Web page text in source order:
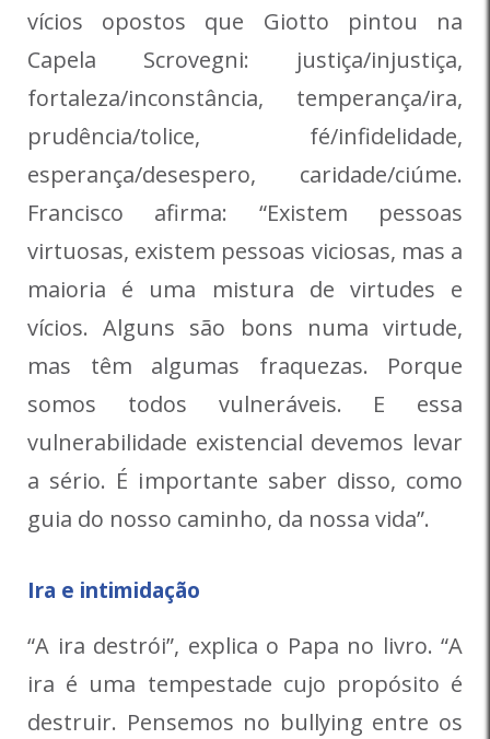
vícios opostos que Giotto pintou na
Capela Scrovegni: justiça/injustiça,
fortaleza/inconstância, temperança/ira,
prudência/tolice, fé/infidelidade,
esperança/desespero, caridade/ciúme.
Francisco afirma: “Existem pessoas
virtuosas, existem pessoas viciosas, mas a
maioria é uma mistura de virtudes e
vícios. Alguns são bons numa virtude,
mas têm algumas fraquezas. Porque
somos todos vulneráveis. E essa
vulnerabilidade existencial devemos levar
a sério. É importante saber disso, como
guia do nosso caminho, da nossa vida”.
Ira e intimidação
“A ira destrói”, explica o Papa no livro. “A
ira é uma tempestade cujo propósito é
destruir. Pensemos no bullying entre os